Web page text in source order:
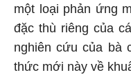
một loại phản ứng
đặc thù riêng của
nghiên cứu của bà
thức mới này về